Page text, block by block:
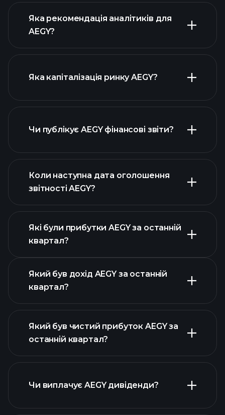
діаграмі AEGY
Яка рекомендація аналітиків для
AEGY?
Яка капіталізація ринку AEGY?
наш список акцій
Чи публікує AEGY фінансові звіти?
фінансовими звітами AEGY
Коли наступна дата оголошення
звітності AEGY?
Які були прибутки AEGY за останній
квартал?
прибутки AEGY
Який був дохід AEGY за останній
квартал?
фінансових звітах AEGY
Який був чистий прибуток AEGY за
останній квартал?
Чи виплачує AEGY дивіденди?